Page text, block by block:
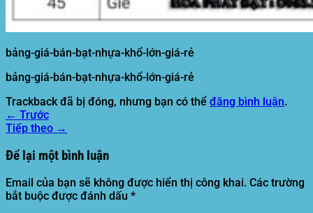
bảng-giá-bán-bạt-nhựa-khổ-lớn-giá-rẻ
bảng-giá-bán-bạt-nhựa-khổ-lớn-giá-rẻ
Trackback đã bị đóng, nhưng bạn có thể đăng bình luận.
← Trước
Tiếp theo →
Để lại một bình luận
Email của bạn sẽ không được hiển thị công khai. Các trường
bắt buộc được đánh dấu *